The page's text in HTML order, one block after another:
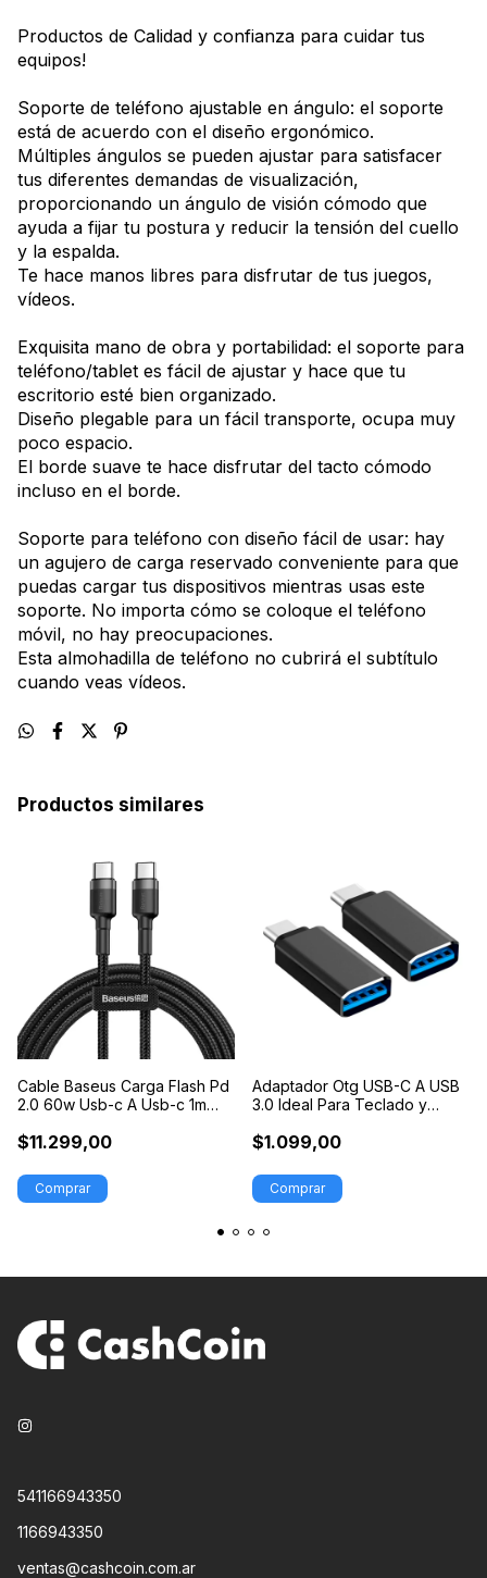
Productos de Calidad y confianza para cuidar tus
equipos!
Soporte de teléfono ajustable en ángulo: el soporte
está de acuerdo con el diseño ergonómico.
Múltiples ángulos se pueden ajustar para satisfacer
tus diferentes demandas de visualización,
proporcionando un ángulo de visión cómodo que
ayuda a fijar tu postura y reducir la tensión del cuello
y la espalda.
Te hace manos libres para disfrutar de tus juegos,
vídeos.
Exquisita mano de obra y portabilidad: el soporte para
teléfono/tablet es fácil de ajustar y hace que tu
escritorio esté bien organizado.
Diseño plegable para un fácil transporte, ocupa muy
poco espacio.
El borde suave te hace disfrutar del tacto cómodo
incluso en el borde.
Soporte para teléfono con diseño fácil de usar: hay
un agujero de carga reservado conveniente para que
puedas cargar tus dispositivos mientras usas este
soporte. No importa cómo se coloque el teléfono
móvil, no hay preocupaciones.
Esta almohadilla de teléfono no cubrirá el subtítulo
cuando veas vídeos.
Productos similares
Cable Baseus Carga Flash Pd
2.0 60w Usb-c A Usb-c 1m
$11.299,00
Adaptador Otg USB-C A USB
3.0 Ideal Para Teclado y
$1.099,00
541166943350
1166943350
ventas@cashcoin.com.ar